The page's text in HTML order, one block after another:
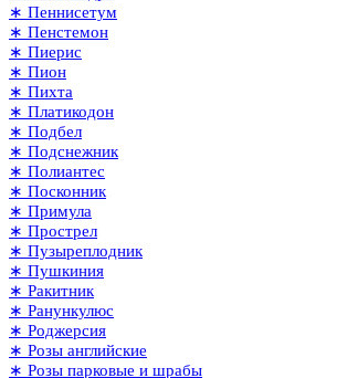
∗ Пеннисетум
∗ Пенстемон
∗ Пиерис
∗ Пион
∗ Пихта
∗ Платикодон
∗ Подбел
∗ Подснежник
∗ Полиантес
∗ Посконник
∗ Примула
∗ Прострел
∗ Пузыреплодник
∗ Пушкиния
∗ Ракитник
∗ Ранункулюс
∗ Роджерсия
∗ Розы английские
∗ Розы парковые и шрабы